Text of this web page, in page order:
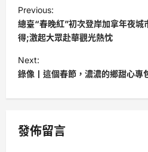
o
s
t
n
a
i
Previous:
總臺“春晚紅”初次登岸加拿年夜
得;激起大眾赴華觀光熱忱
Next:
錄像丨這個春節，濃濃的鄉甜心專
發佈留言